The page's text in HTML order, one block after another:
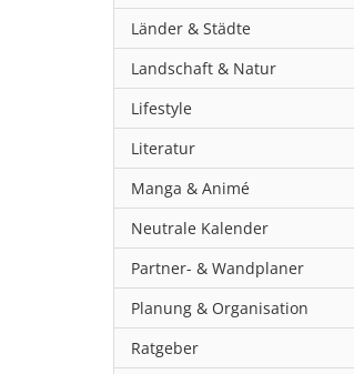
Länder & Städte
Landschaft & Natur
Lifestyle
Literatur
Manga & Animé
Neutrale Kalender
Partner- & Wandplaner
Planung & Organisation
Ratgeber